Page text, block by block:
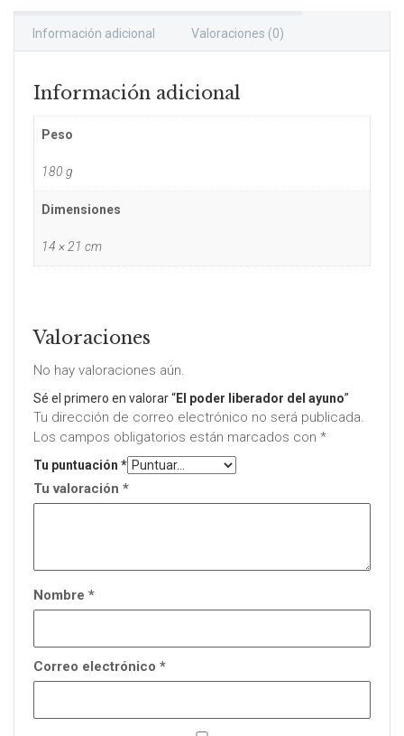
Información adicional Valoraciones (0)
Información adicional
Peso
180 g
Dimensiones
14 × 21 cm
Valoraciones
No hay valoraciones aún.
Sé el primero en valorar “El poder liberador del ayuno”
Tu dirección de correo electrónico no será publicada.
Los campos obligatorios están marcados con *
Tu puntuación *
Tu valoración *
Nombre *
Correo electrónico *